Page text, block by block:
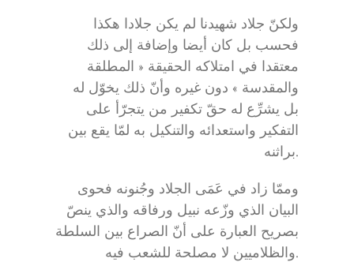
ولكنّ جلاد شهيدنا لم يكن جلادا هكذا
فحسب بل كان أيضا وإضافة إلى ذلك
معتقدا في امتلاكه الحقيقة « المطلقة
والمقدسة » دون غيره وأنّ ذلك يخوّل له
بل يشرِّع له حقّ تكفير من يتجرّأ على
التفكير واستعدائه والتنكيل به لمّا يقع بين
براثنه.
وممّا زاد في عَمَى الجلاد وجُنونه فحوى
البيان الذي وزّعه نبيل ورفاقه والذي ينصّ
بصريح العبارة على أنّ الصراع بين السلطة
والظلاميين لا مصلحة للشعب فيه.